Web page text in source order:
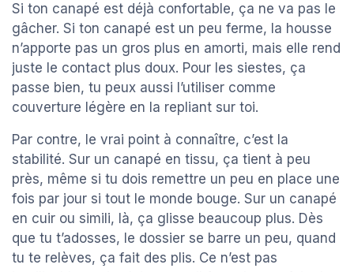
Si ton canapé est déjà confortable, ça ne va pas le
gâcher. Si ton canapé est un peu ferme, la housse
n’apporte pas un gros plus en amorti, mais elle rend
juste le contact plus doux. Pour les siestes, ça
passe bien, tu peux aussi l’utiliser comme
couverture légère en la repliant sur toi.
Par contre, le vrai point à connaître, c’est la
stabilité. Sur un canapé en tissu, ça tient à peu
près, même si tu dois remettre un peu en place une
fois par jour si tout le monde bouge. Sur un canapé
en cuir ou simili, là, ça glisse beaucoup plus. Dès
que tu t’adosses, le dossier se barre un peu, quand
tu te relèves, ça fait des plis. Ce n’est pas